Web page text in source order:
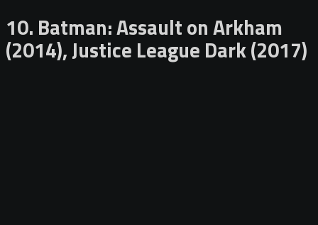
10. Batman: Assault on Arkham
(2014), Justice League Dark (2017)